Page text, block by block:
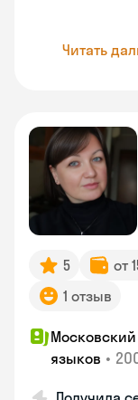
Читать
5 от
1 отзыв
Московский
языков •